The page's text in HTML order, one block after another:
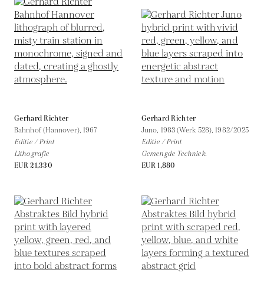
Gerhard Richter
Bahnhof (Hannover), 1967
Editie / Print
Lithografie
EUR 21,330
Gerhard Richter
Juno, 1983 (Werk 528),1982/2025
Editie / Print
Gemengde Techniek.
EUR 1,880